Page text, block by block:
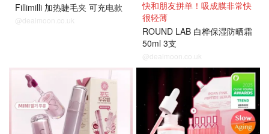
Fillimilli 加热睫毛夹 可充电款
@dealmoon.co.uk
快和朋友拼单！吸成膜非常快
很轻薄
ROUND LAB 白桦保湿防晒霜
50ml 3支
@dealmoon.co.uk